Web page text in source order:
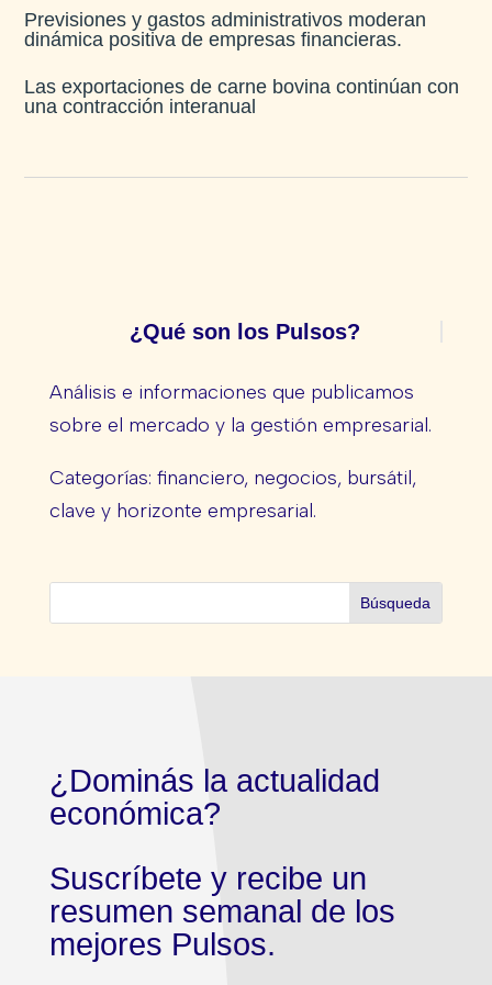
Previsiones y gastos administrativos moderan
dinámica positiva de empresas financieras​.
Las exportaciones de carne bovina continúan con
una contracción interanual
¿Qué son los Pulsos?
Análisis e informaciones que publicamos
sobre el mercado y la gestión empresarial.
Categorías: financiero, negocios, bursátil,
clave y horizonte empresarial.
¿Dominás la actualidad
económica?
Suscríbete y recibe un
resumen semanal de los
mejores Pulsos.